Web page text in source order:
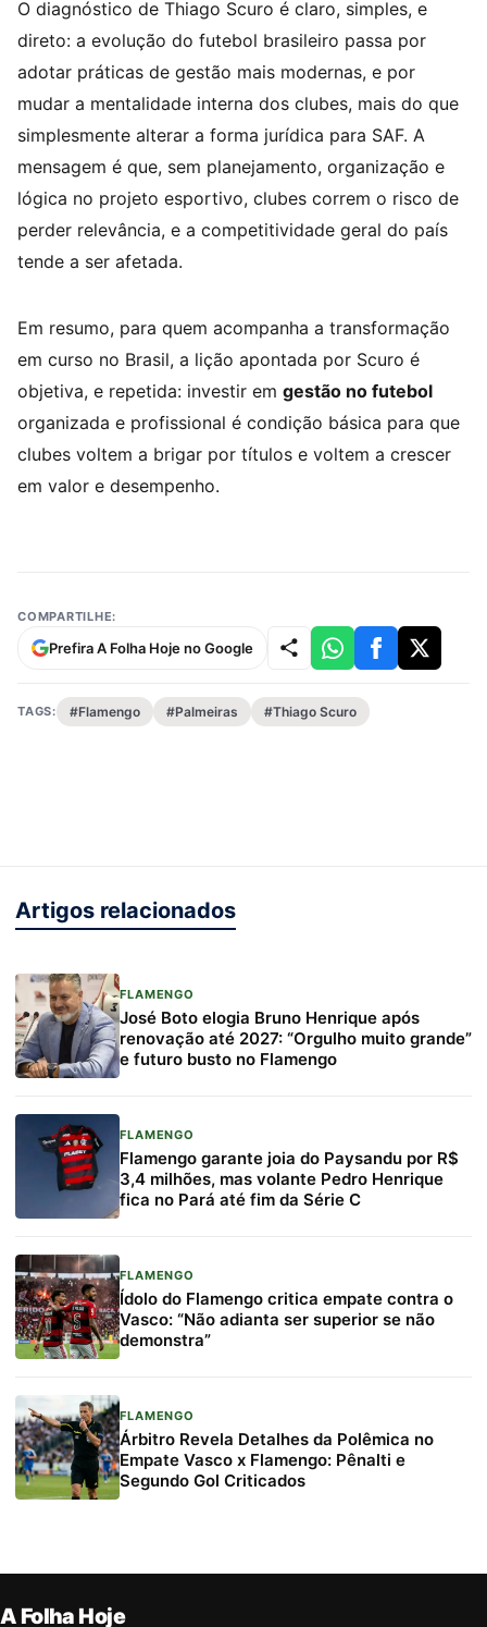
O diagnóstico de Thiago Scuro é claro, simples, e
direto: a evolução do futebol brasileiro passa por
adotar práticas de gestão mais modernas, e por
mudar a mentalidade interna dos clubes, mais do que
simplesmente alterar a forma jurídica para SAF. A
mensagem é que, sem planejamento, organização e
lógica no projeto esportivo, clubes correm o risco de
perder relevância, e a competitividade geral do país
tende a ser afetada.
Em resumo, para quem acompanha a transformação
em curso no Brasil, a lição apontada por Scuro é
objetiva, e repetida: investir em gestão no futebol
organizada e profissional é condição básica para que
clubes voltem a brigar por títulos e voltem a crescer
em valor e desempenho.
COMPARTILHE:
Prefira A Folha Hoje no Google
TAGS: #Flamengo #Palmeiras #Thiago Scuro
Artigos relacionados
FLAMENGO
José Boto elogia Bruno Henrique após
renovação até 2027: “Orgulho muito grande”
e futuro busto no Flamengo
FLAMENGO
Flamengo garante joia do Paysandu por R$
3,4 milhões, mas volante Pedro Henrique
fica no Pará até fim da Série C
FLAMENGO
Ídolo do Flamengo critica empate contra o
Vasco: “Não adianta ser superior se não
demonstra”
FLAMENGO
Árbitro Revela Detalhes da Polêmica no
Empate Vasco x Flamengo: Pênalti e
Segundo Gol Criticados
A Folha Hoje